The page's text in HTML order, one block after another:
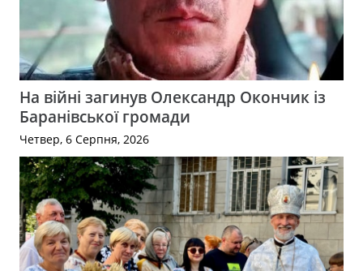
На війні загинув Олександр Окончик із
Баранівської громади
Четвер, 6 Серпня, 2026